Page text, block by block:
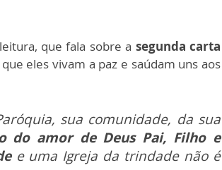
que fala sobre a segunda carta
eles vivam a paz e saúdam uns aos
sua comunidade, da sua
do amor de Deus Pai, Filho e
e uma Igreja da trindade não é